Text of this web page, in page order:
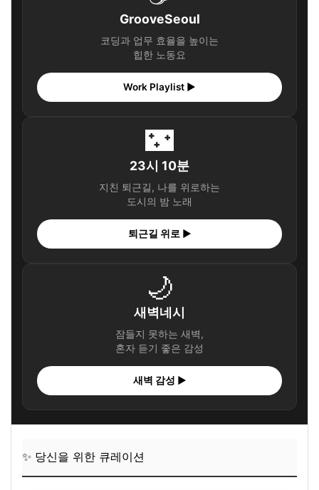
GrooveSeoul
코딩과 업무 효율을 높이는
힙한 노동요
Work Playlist ▶
🌃
23시 10분
지친 퇴근길, 나를 위로하는
도시의 밤 노래
퇴근길 위로 ▶
🌙
새벽네시
잠들지 못하는 새벽,
혼자 듣기 좋은 감성
새벽 감성 ▶
✨ 당신을 위한 큐레이션